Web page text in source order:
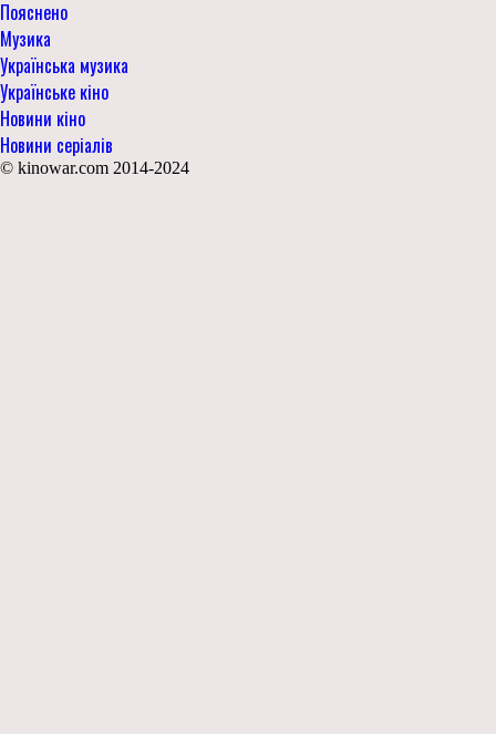
Пояснено
Музика
Українська музика
Українське кіно
Новини кіно
Новини серіалів
© kinowar.com 2014-2024